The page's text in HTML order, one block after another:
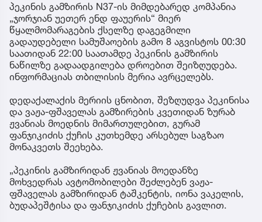
პეკინის გამზირის N37-ის მიმდებარედ კომპანია
„ჯორჯიან უეთერ ენდ ფაუერის“ მიერ
წყალმომარაგების ქსელზე დაგეგმილი
გადაუდებელი სამუშაოების გამო 8 აგვისტოს 00:30
საათიდან 22:00 საათამდე პეკინის გამზირის
ნაწილზე გადაადგილება დროებით შეიზღუდება.
ინფორმაციას თბილისის მერია ავრცელებს.
დედაქალაქის მერიის ცნობით, შეზღუდვა პეკინისა
და ვაჟა-ფშაველას გამზირების კვეთიდან ზურაბ
ჟვანიას მოედნის მიმართულებით, გურამ
ფანჯიკიძის ქუჩის კუთხემდე არსებულ საგზაო
მონაკვეთს შეეხება.
„პეკინის გამზირიდან ჟვანიას მოედანზე
მოხვედრას ავტომობილები შეძლებენ ვაჟა-
ფშაველას გამზირიდან ტაშკენტის, იონა ვაკელის,
ბუდაპეშტისა და ფანჯიკიძის ქუჩების გავლით.